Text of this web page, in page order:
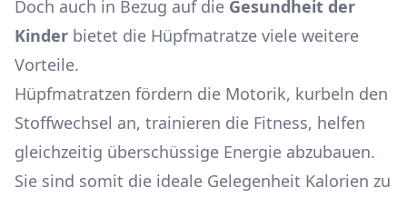
Doch auch in Bezug auf die Gesundheit der
Kinder bietet die Hüpfmatratze viele weitere
Vorteile.
Hüpfmatratzen fördern die Motorik, kurbeln den
Stoffwechsel an, trainieren die Fitness, helfen
gleichzeitig überschüssige Energie abzubauen.
Sie sind somit die ideale Gelegenheit Kalorien zu